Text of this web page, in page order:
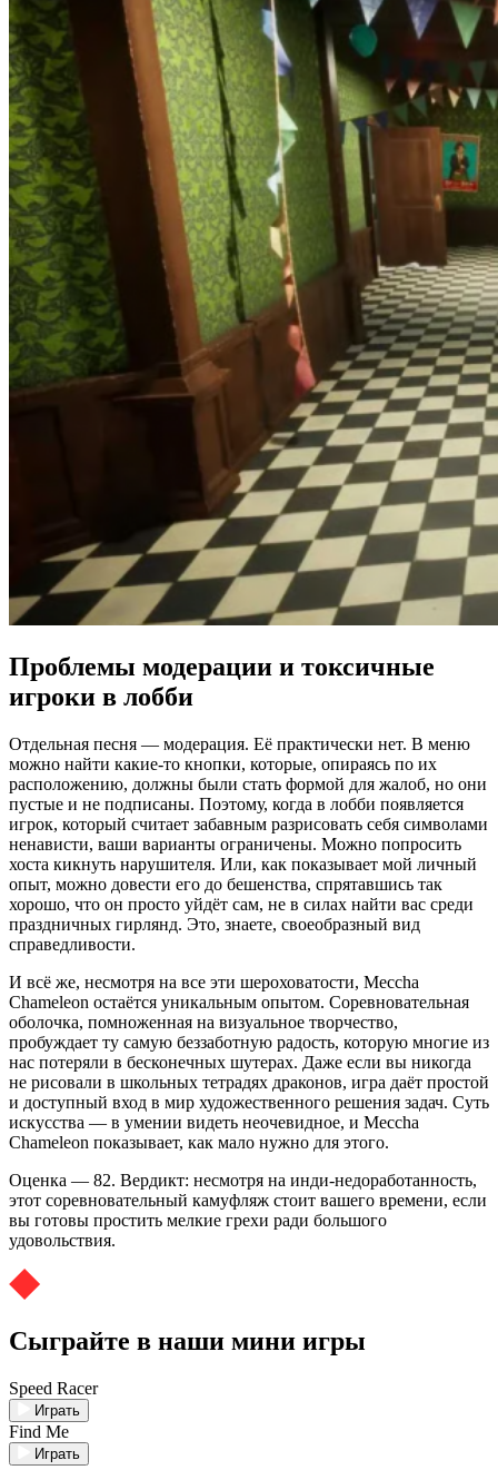
Проблемы модерации и токсичные
игроки в лобби
Отдельная песня — модерация. Её практически нет. В меню
можно найти какие-то кнопки, которые, опираясь по их
расположению, должны были стать формой для жалоб, но они
пустые и не подписаны. Поэтому, когда в лобби появляется
игрок, который считает забавным разрисовать себя символами
ненависти, ваши варианты ограничены. Можно попросить
хоста кикнуть нарушителя. Или, как показывает мой личный
опыт, можно довести его до бешенства, спрятавшись так
хорошо, что он просто уйдёт сам, не в силах найти вас среди
праздничных гирлянд. Это, знаете, своеобразный вид
справедливости.
И всё же, несмотря на все эти шероховатости, Meccha
Chameleon остаётся уникальным опытом. Соревновательная
оболочка, помноженная на визуальное творчество,
пробуждает ту самую беззаботную радость, которую многие из
нас потеряли в бесконечных шутерах. Даже если вы никогда
не рисовали в школьных тетрадях драконов, игра даёт простой
и доступный вход в мир художественного решения задач. Суть
искусства — в умении видеть неочевидное, и Meccha
Chameleon показывает, как мало нужно для этого.
Оценка — 82. Вердикт: несмотря на инди-недоработанность,
этот соревновательный камуфляж стоит вашего времени, если
вы готовы простить мелкие грехи ради большого
удовольствия.
Сыграйте в наши мини игры
Speed Racer
Играть
Find Me
Играть